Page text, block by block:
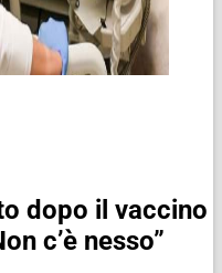
dopo il vaccino
c’è nesso”